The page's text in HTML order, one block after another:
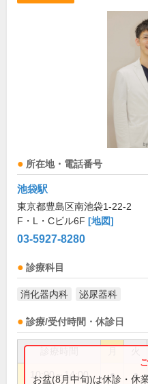
所在地・電話番号
池袋駅
東京都豊島区南池袋1-22-2
F・L・Cビル6F [地図]
03-5927-8280
診療科目
消化器内科 泌尿器科
診療/受付時間・休診日
10:00～14:00 ● ●
お盆(8月中旬)は休診・休